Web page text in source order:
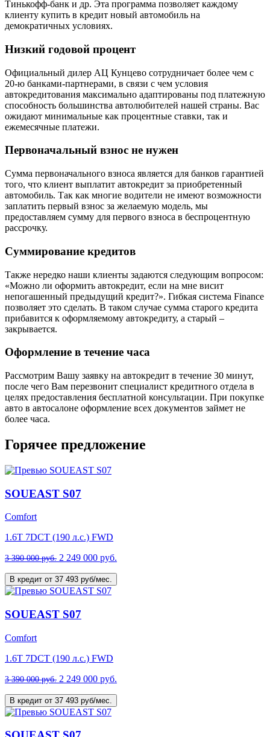
Тинькофф-банк и др. Эта программа позволяет каждому
клиенту купить в кредит новый автомобиль на
демократичных условиях.
Низкий годовой процент
Официальный дилер АЦ Кунцево сотрудничает более чем с
20-ю банками-партнерами, в связи с чем условия
автокредитования максимально адаптированы под платежную
способность большинства автолюбителей нашей страны. Вас
ожидают минимальные как процентные ставки, так и
ежемесячные платежи.
Первоначальный взнос не нужен
Сумма первоначального взноса является для банков гарантией
того, что клиент выплатит автокредит за приобретенный
автомобиль. Так как многие водители не имеют возможности
заплатить первый взнос за желаемую модель, мы
предоставляем сумму для первого взноса в беспроцентную
рассрочку.
Суммирование кредитов
Также нередко наши клиенты задаются следующим вопросом:
«Можно ли оформить автокредит, если на мне висит
непогашенный предыдущий кредит?». Гибкая система Finance
позволяет это сделать. В таком случае сумма старого кредита
прибавится к оформляемому автокредиту, а старый –
закрывается.
Оформление в течение часа
Рассмотрим Вашу заявку на автокредит в течение 30 минут,
после чего Вам перезвонит специалист кредитного отдела в
целях предоставления бесплатной консультации. При покупке
авто в автосалоне оформление всех документов займет не
более часа.
Горячее предложение
SOUEAST S07
Comfort
1.6T 7DCT (190 л.с.) FWD
3 390 000 руб. 2 249 000 руб.
В кредит от 37 493 руб/мес.
SOUEAST S07
Comfort
1.6T 7DCT (190 л.с.) FWD
3 390 000 руб. 2 249 000 руб.
В кредит от 37 493 руб/мес.